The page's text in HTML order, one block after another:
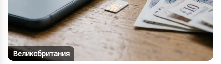
Великобритания